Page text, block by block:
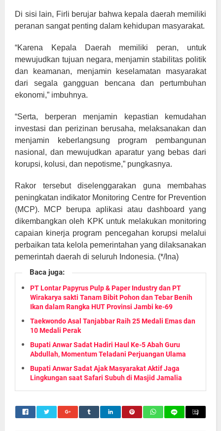
Di sisi lain, Firli berujar bahwa kepala daerah memiliki
peranan sangat penting dalam kehidupan masyarakat.
“Karena Kepala Daerah memiliki peran, untuk
mewujudkan tujuan negara, menjamin stabilitas politik
dan keamanan, menjamin keselamatan masyarakat
dari segala gangguan bencana dan pertumbuhan
ekonomi,” imbuhnya.
“Serta, berperan menjamin kepastian kemudahan
investasi dan perizinan berusaha, melaksanakan dan
menjamin keberlangsung program pembangunan
nasional, dan mewujudkan aparatur yang bebas dari
korupsi, kolusi, dan nepotisme,” pungkasnya.
Rakor tersebut diselenggarakan guna membahas
peningkatan indikator Monitoring Centre for Prevention
(MCP). MCP berupa aplikasi atau dashboard yang
dikembangkan oleh KPK untuk melakukan monitoring
capaian kinerja program pencegahan korupsi melalui
perbaikan tata kelola pemerintahan yang dilaksanakan
pemerintah daerah di seluruh Indonesia. (*/Ina)
Baca juga:
PT Lontar Papyrus Pulp & Paper Industry dan PT
Wirakarya sakti Tanam Bibit Pohon dan Tebar Benih
Ikan dalam Rangka HUT Provinsi Jambi ke-69
Taekwondo Asal Tanjabbar Raih 25 Medali Emas dan
10 Medali Perak
Bupati Anwar Sadat Hadiri Haul Ke-5 Abah Guru
Abdullah, Momentum Teladani Perjuangan Ulama
Bupati Anwar Sadat Ajak Masyarakat Aktif Jaga
Lingkungan saat Safari Subuh di Masjid Jamalia